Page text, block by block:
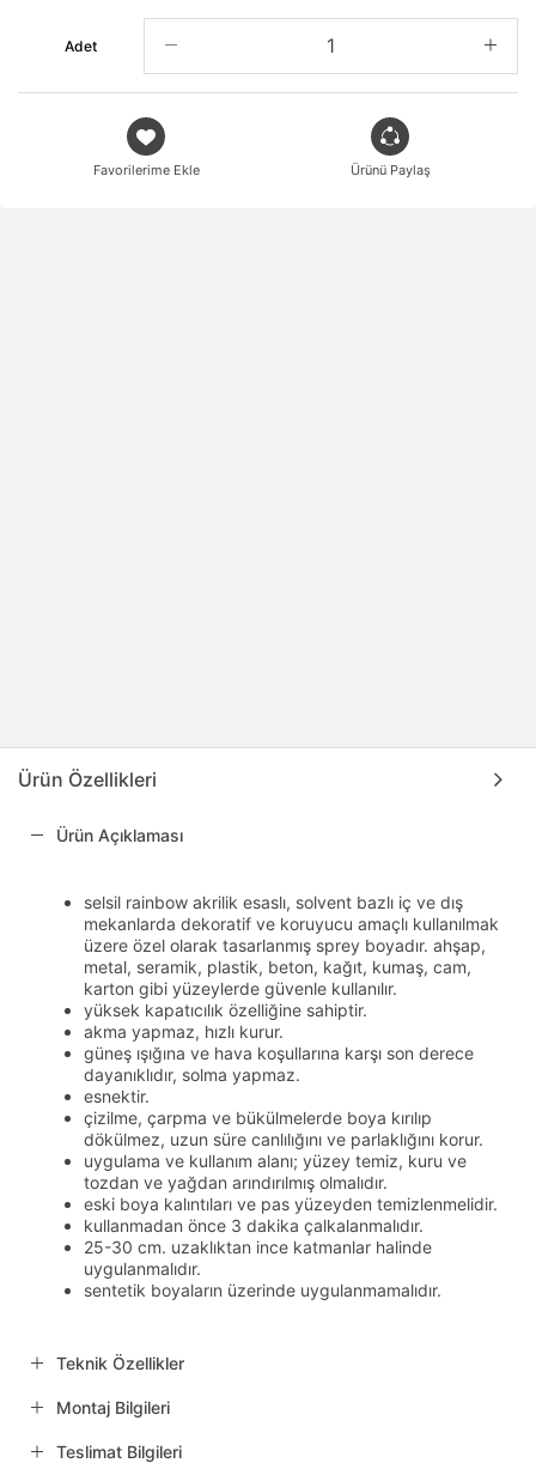
Adet
Favorilerime Ekle Ürünü Paylaş
Ürün Özellikleri
Ürün Açıklaması
selsil rainbow akrilik esaslı, solvent bazlı iç ve dış
mekanlarda dekoratif ve koruyucu amaçlı kullanılmak
üzere özel olarak tasarlanmış sprey boyadır. ahşap,
metal, seramik, plastik, beton, kağıt, kumaş, cam,
karton gibi yüzeylerde güvenle kullanılır.
yüksek kapatıcılık özelliğine sahiptir.
akma yapmaz, hızlı kurur.
güneş ışığına ve hava koşullarına karşı son derece
dayanıklıdır, solma yapmaz.
esnektir.
çizilme, çarpma ve bükülmelerde boya kırılıp
dökülmez, uzun süre canlılığını ve parlaklığını korur.
uygulama ve kullanım alanı; yüzey temiz, kuru ve
tozdan ve yağdan arındırılmış olmalıdır.
eski boya kalıntıları ve pas yüzeyden temizlenmelidir.
kullanmadan önce 3 dakika çalkalanmalıdır.
25-30 cm. uzaklıktan ince katmanlar halinde
uygulanmalıdır.
sentetik boyaların üzerinde uygulanmamalıdır.
Teknik Özellikler
Montaj Bilgileri
Teslimat Bilgileri